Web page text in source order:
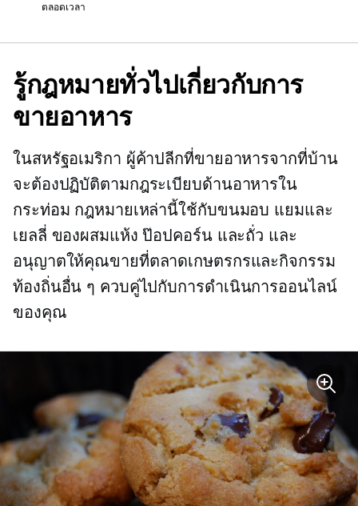
ตลอดเวลา
รู้กฎหมายทั่วไปเกี่ยวกับการ
ขายอาหาร
ในสหรัฐอเมริกา ผู้ค้าปลีกที่ขายอาหารจากที่บ้าน
จะต้องปฏิบัติตามกฎระเบียบด้านอาหารใน
กระท่อม กฎหมายเหล่านี้ใช้กับขนมอบ แยมและ
เยลลี่ ของผสมแห้ง ป๊อปคอร์น และถั่ว และ
อนุญาตให้คุณขายที่ตลาดเกษตรกรและกิจกรรม
ท้องถิ่นอื่น ๆ ควบคู่ไปกับการดำเนินการออนไลน์
ของคุณ